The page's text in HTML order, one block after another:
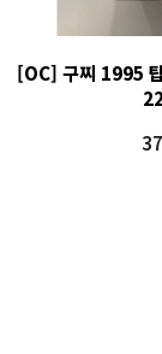
[OC] 구찌 1995